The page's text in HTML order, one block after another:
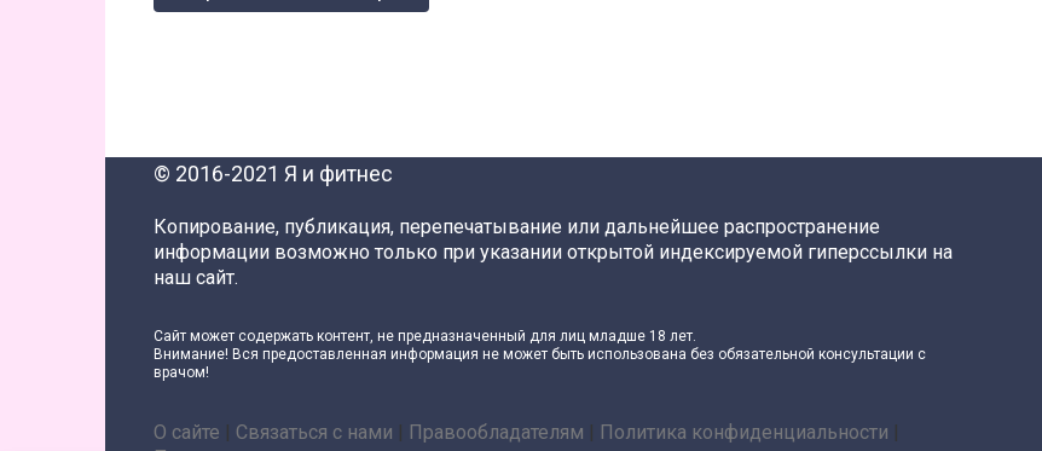
© 2016-2021 Я и фитнес
Копирование, публикация, перепечатывание или дальнейшее распространение
информации возможно только при указании открытой индексируемой гиперссылки на
наш сайт.
Сайт может содержать контент, не предназначенный для лиц младше 18 лет.
Внимание! Вся предоставленная информация не может быть использована без обязательной консультации с
врачом!
О сайте Связаться с нами Правообладателям Политика конфиденциальности